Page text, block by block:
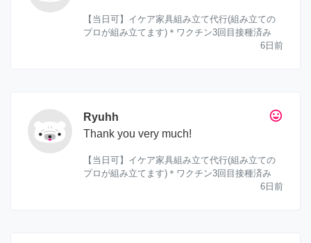
【当日可】イケア家具組み立て代行(組み立ての
プロが組み立てます)＊ワクチン3回目接種済み
6日前
tag_faces
Ryuhh
Thank you very much!
【当日可】イケア家具組み立て代行(組み立ての
プロが組み立てます)＊ワクチン3回目接種済み
6日前